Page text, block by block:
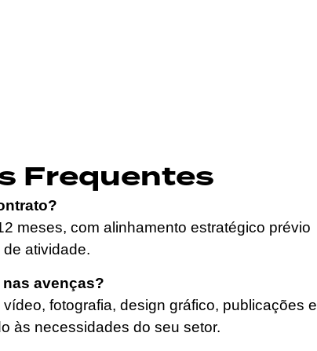
Frequentes
meses, com alinhamento estratégico prévio
atividade.
avenças?
fotografia, design gráfico, publicações e
às necessidades do seu setor.